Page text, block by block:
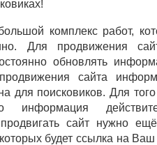
комплекс работ,
Для продвижения
обновлять
сайта
для поисковиков. Для
информация
продвигать сайт нужно
будет ссылка на Ваш